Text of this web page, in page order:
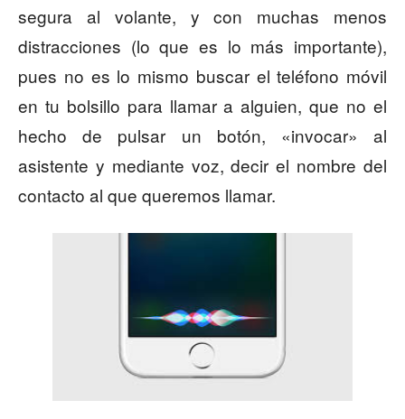
segura al volante, y con muchas menos
distracciones (lo que es lo más importante),
pues no es lo mismo buscar el teléfono móvil
en tu bolsillo para llamar a alguien, que no el
hecho de pulsar un botón, «invocar» al
asistente y mediante voz, decir el nombre del
contacto al que queremos llamar.